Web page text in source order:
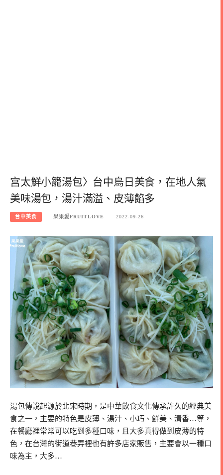
宫太鮮小籠湯包〉台中烏日美食，在地人氣
美味湯包，湯汁滿溢、皮薄餡多
台中美食 果果愛FRUITLOVE 2022-09-26
湯包傳說起源於北宋時期，是中華飲食文化傳承許久的經典美
食之一，主要的特色是皮薄、湯汁、小巧、鮮美、清香…等，
在餐廳裡常常可以吃到多種口味，且大多真得做到皮薄的特
色，在台灣的街道巷弄裡也有許多店家販售，主要會以一種口
味為主，大多…